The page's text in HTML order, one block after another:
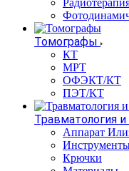
Томографы
КТ
МРТ
ОФЭКТ/КТ
ПЭТ/КТ
Травматология и
Аппарат
Крючки